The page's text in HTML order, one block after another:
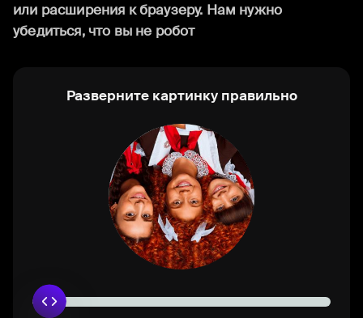
или расширения к браузеру. Нам нужно
убедиться, что вы не робот
Разверните картинку правильно